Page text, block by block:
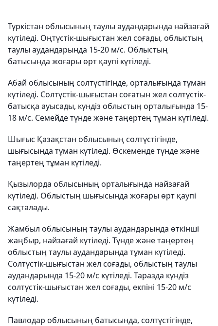
Түркістан облысының таулы аудандарында найзағай
күтіледі. Оңтүстік-шығыстан жел соғады, облыстың
таулы аудандарында 15-20 м/с. Облыстың
батысында жоғары өрт қаупі күтіледі.
Абай облысының солтүстігінде, орталығында тұман
күтіледі. Солтүстік-шығыстан соғатын жел солтүстік-
батысқа ауысады, күндіз облыстың орталығында 15-
18 м/с. Семейде түнде және таңертең тұман күтіледі.
Шығыс Қазақстан облысының солтүстігінде,
шығысында тұман күтіледі. Өскеменде түнде және
таңертең тұман күтіледі.
Қызылорда облысының орталығында найзағай
күтіледі. Облыстың шығысында жоғары өрт қаупі
сақталады.
Жамбыл облысының таулы аудандарында өткінші
жаңбыр, найзағай күтіледі. Түнде және таңертең
облыстың таулы аудандарында тұман күтіледі.
Солтүстік-шығыстан жел соғады, облыстың таулы
аудандарында 15-20 м/с күтіледі. Таразда күндіз
солтүстік-шығыстан жел соғады, екпіні 15-20 м/с
күтіледі.
Павлодар облысының батысында, солтүстігінде,